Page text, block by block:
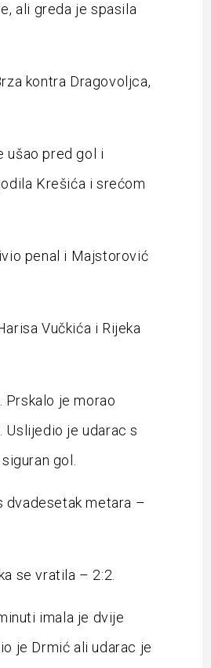
ali greda je spasila
kontra Dragovoljca,
ušao pred gol i
Krešića i srećom
penal i Majstorović
Vučkića i Rijeka
Prskalo je morao
Uslijedio je udarac s
gol.
dvadesetak metara –
se vratila – 2:2.
imala je dvije
je Drmić ali udarac je